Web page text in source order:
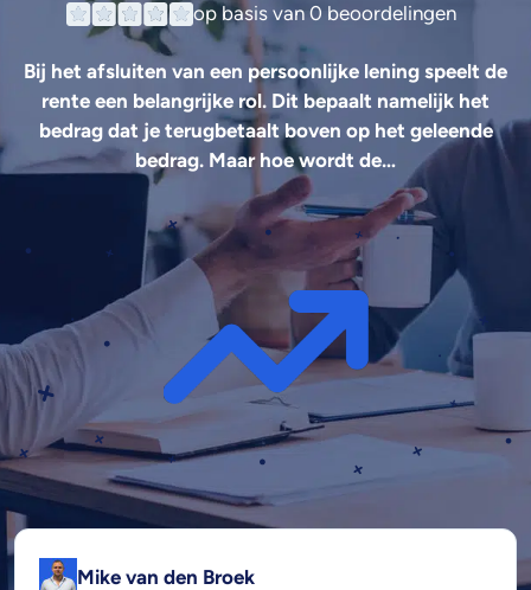
op basis van 0 beoordelingen
Bij het afsluiten van een persoonlijke lening speelt de
rente een belangrijke rol. Dit bepaalt namelijk het
bedrag dat je terugbetaalt boven op het geleende
bedrag. Maar hoe wordt de…
Mike van den Broek